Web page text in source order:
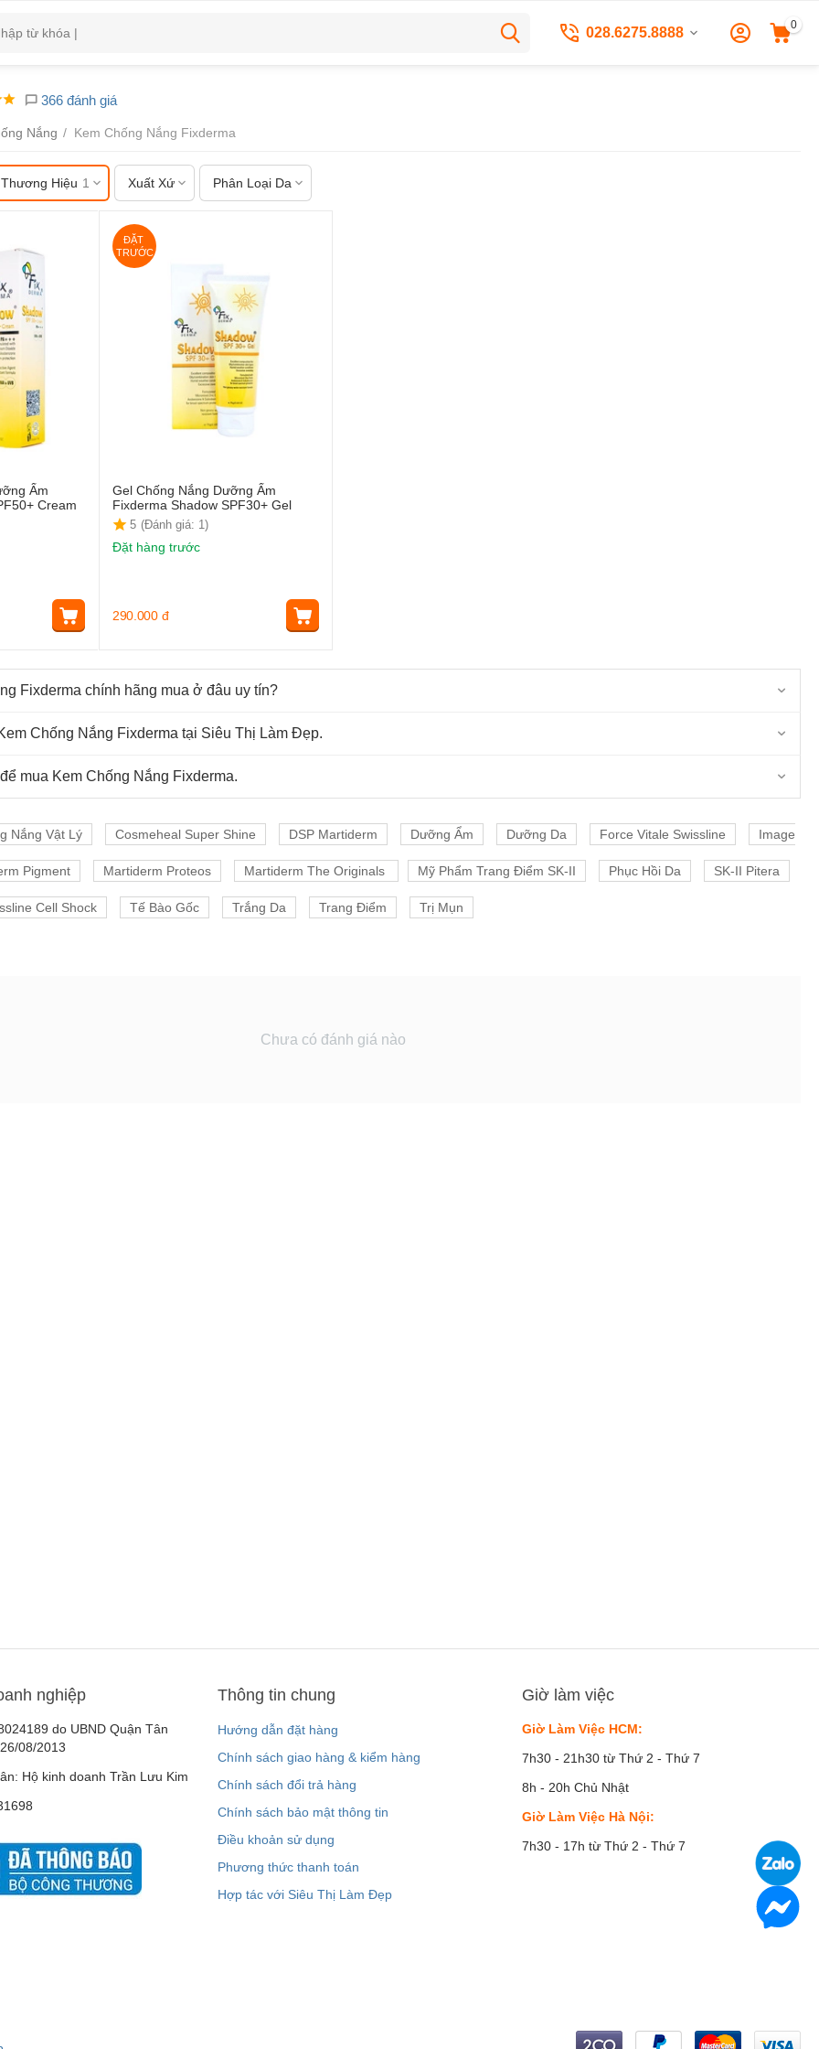
028.6275.8888 0
366 đánh giá
Nắng / Kem Chống Nắng Fixderma
Thương Hiệu 1 Xuất Xứ Phân Loại Da
Fixderma chính hãng mua ở đâu uy tín?
Chống Nắng Fixderma tại Siêu Thị Làm Đẹp.
mua Kem Chống Nắng Fixderma.
Ẩm
Cream
ĐẶT
TRƯỚC
Gel Chống Nắng Dưỡng Ẩm
Fixderma Shadow SPF30+ Gel
5 (Đánh giá: 1)
Đặt hàng trước
290.000 đ
Nắng Vật Lý Cosmeheal Super Shine DSP Martiderm Dưỡng Ẩm Dưỡng Da Force Vitale Swissline Image
Pigment Martiderm Proteos Martiderm The Originals Mỹ Phẩm Trang Điểm SK-II Phục Hồi Da SK-II Pitera
Cell Shock Tế Bào Gốc Trắng Da Trang Điểm Trị Mụn
Chưa có đánh giá nào
nghiệp
do UBND Quận Tân
08/2013
Hộ kinh doanh Trần Lưu Kim
Thông tin chung
Hướng dẫn đặt hàng
Chính sách giao hàng & kiểm hàng
Chính sách đổi trả hàng
Chính sách bảo mật thông tin
Điều khoản sử dụng
Phương thức thanh toán
Hợp tác với Siêu Thị Làm Đẹp
Giờ làm việc
Giờ Làm Việc HCM:
7h30 - 21h30 từ Thứ 2 - Thứ 7
8h - 20h Chủ Nhật
Giờ Làm Việc Hà Nội:
7h30 - 17h từ Thứ 2 - Thứ 7